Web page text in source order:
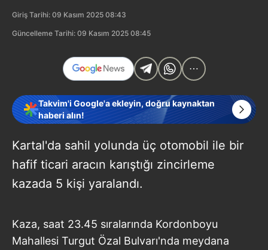
Giriş Tarihi: 09 Kasım 2025 08:43
Güncelleme Tarihi: 09 Kasım 2025 08:45
Takvim'i Google'a ekleyin, doğru kaynaktan
haberi alın!
Kartal'da sahil yolunda üç otomobil ile bir
hafif ticari aracın karıştığı zincirleme
kazada 5 kişi yaralandı.
Kaza, saat 23.45 sıralarında Kordonboyu
Mahallesi Turgut Özal Bulvarı'nda meydana